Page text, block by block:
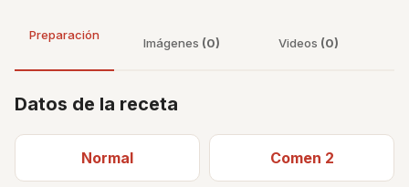
Preparación
Imágenes (0) Videos (0)
Datos de la receta
Normal Comen 2